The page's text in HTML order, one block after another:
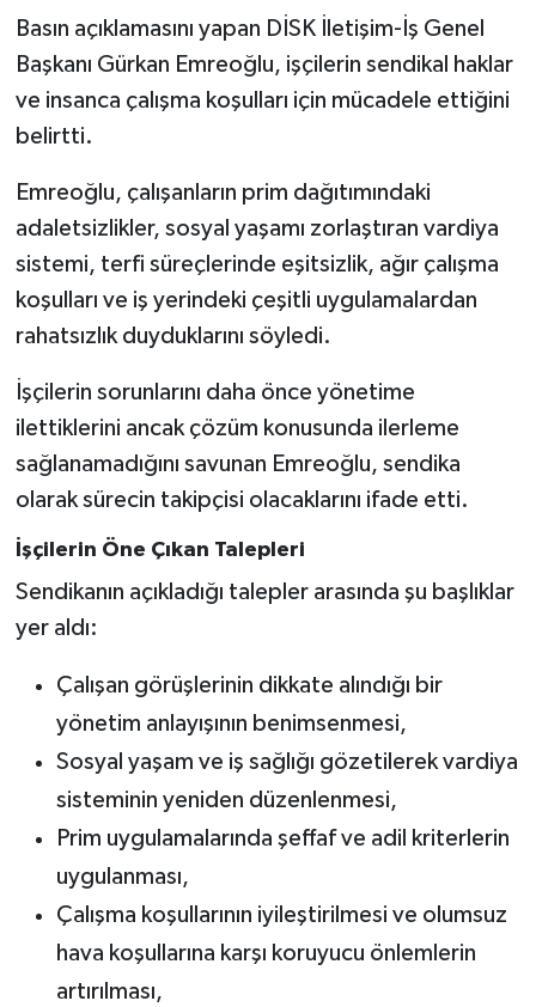
Basın açıklamasını yapan DİSK İletişim-İş Genel
Başkanı Gürkan Emreoğlu, işçilerin sendikal haklar
ve insanca çalışma koşulları için mücadele ettiğini
belirtti.
Emreoğlu, çalışanların prim dağıtımındaki
adaletsizlikler, sosyal yaşamı zorlaştıran vardiya
sistemi, terfi süreçlerinde eşitsizlik, ağır çalışma
koşulları ve iş yerindeki çeşitli uygulamalardan
rahatsızlık duyduklarını söyledi.
İşçilerin sorunlarını daha önce yönetime
ilettiklerini ancak çözüm konusunda ilerleme
sağlanamadığını savunan Emreoğlu, sendika
olarak sürecin takipçisi olacaklarını ifade etti.
İşçilerin Öne Çıkan Talepleri
Sendikanın açıkladığı talepler arasında şu başlıklar
yer aldı:
Çalışan görüşlerinin dikkate alındığı bir
yönetim anlayışının benimsenmesi,
Sosyal yaşam ve iş sağlığı gözetilerek vardiya
sisteminin yeniden düzenlenmesi,
Prim uygulamalarında şeffaf ve adil kriterlerin
uygulanması,
Çalışma koşullarının iyileştirilmesi ve olumsuz
hava koşullarına karşı koruyucu önlemlerin
artırılması,